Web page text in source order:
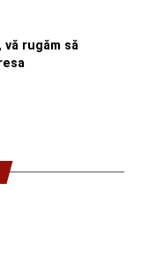
unii
de circulație.
și Casa
orele 18:15-
(între
Văcărescu”
rugăm să